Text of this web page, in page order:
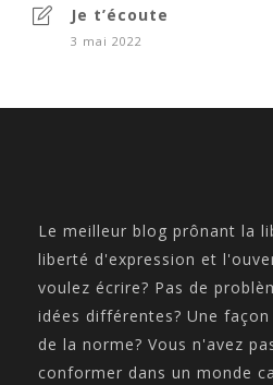
Je t’écoute
3 mai 2022
Le meilleur blog prônant la
liberté d'expression et
voulez écrire? Pas de
idées différentes? Une
de la norme? Vous n'avez
conformer dans un monde